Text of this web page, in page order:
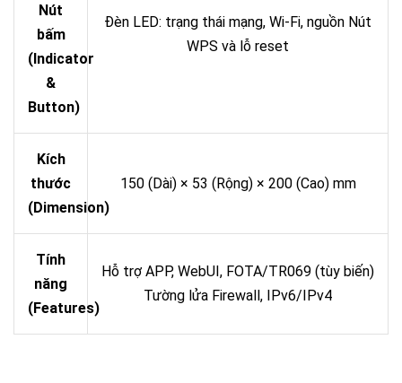
Nút
bấm
(Indicator
&
Button)
Đèn LED: trạng thái mạng, Wi-Fi, nguồn Nút
WPS và lỗ reset
Kích
thước
(Dimension)
150 (Dài) × 53 (Rộng) × 200 (Cao) mm
Tính
năng
(Features)
Hỗ trợ APP, WebUI, FOTA/TR069 (tùy biến)
Tường lửa Firewall, IPv6/IPv4